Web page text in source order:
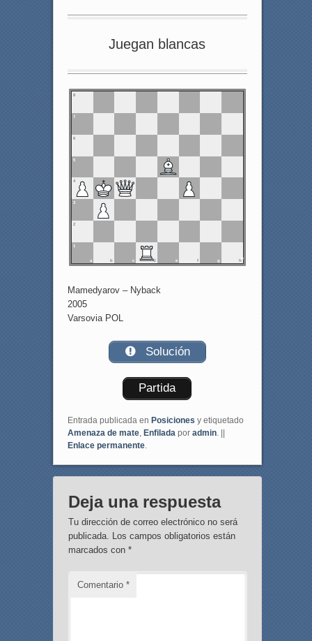
Juegan blancas
8
7
6
5
4
3
2
1
a b c d e f g h
Mamedyarov – Nyback
2005
Varsovia POL
Solución
Partida
Entrada publicada en Posiciones y etiquetado
Amenaza de mate, Enfilada por admin. ||
Enlace permanente.
Deja una respuesta
Tu dirección de correo electrónico no será
publicada. Los campos obligatorios están
marcados con *
Comentario *